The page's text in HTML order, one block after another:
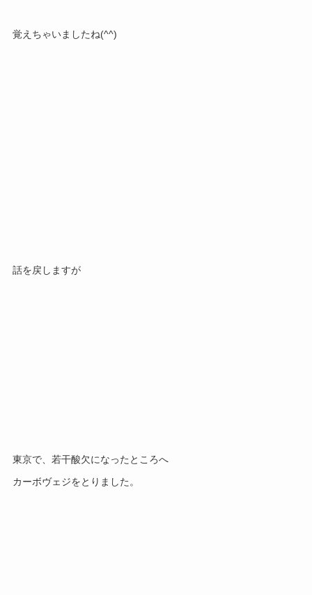
覚えちゃいましたね(^^)
話を戻しますが
東京で、若干酸欠になったところへ
カーボヴェジをとりました。